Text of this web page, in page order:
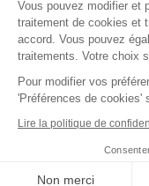
Vous pouvez modifier et
traitement de cookies et
accord. Vous pouvez
traitements. Votre choix
Pour modifier vos
'Préférences de cookies'
Lire la politique de
Non merci
J'accepte que mon
newsletter.*
© 2026
Politique de